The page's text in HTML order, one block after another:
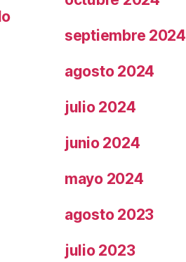
septiembre 2024
agosto 2024
julio 2024
junio 2024
mayo 2024
agosto 2023
julio 2023